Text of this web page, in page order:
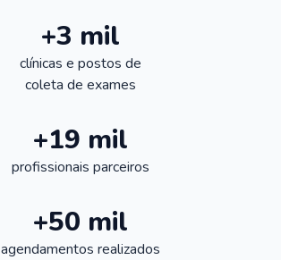
+3 mil
clínicas e postos de
coleta de exames
+19 mil
profissionais parceiros
+50 mil
agendamentos realizados